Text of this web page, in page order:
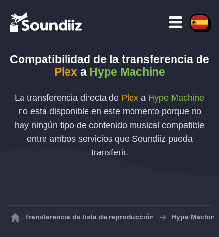
Compatibilidad de la transferencia de
Plex a Hype Machine
La transferencia directa de Plex a Hype Machine
no está disponible en este momento porque no
hay ningún tipo de contenido musical compatible
entre ambos servicios que Soundiiz pueda
transferir.
Transferencia de lista de reproducción Hype Machine